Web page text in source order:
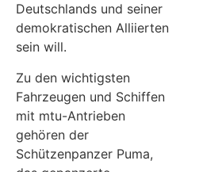
Deutschlands und seiner
demokratischen Alliierten
sein will.
Zu den wichtigsten
Fahrzeugen und Schiffen
mit mtu-Antrieben
gehören der
Schützenpanzer Puma,